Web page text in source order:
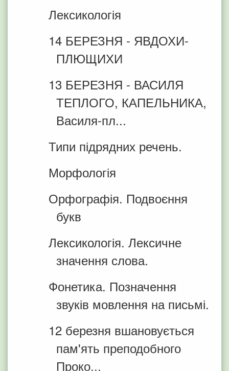
Лексикологія
14 БЕРЕЗНЯ - ЯВДОХИ-
ПЛЮЩИХИ
13 БЕРЕЗНЯ - ВАСИЛЯ
ТЕПЛОГО, КАПЕЛЬНИКА,
Василя-пл...
Типи підрядних речень.
Морфологія
Орфографія. Подвоєння
букв
Лексикологія. Лексичне
значення слова.
Фонетика. Позначення
звуків мовлення на письмі.
12 березня вшановується
пам'ять преподобного
Проко...